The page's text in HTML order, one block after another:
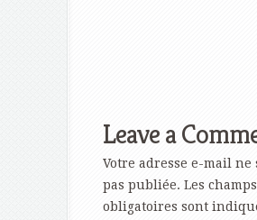
Leave a
Votre adresse e-mail ne
pas publiée. Les champs
obligatoires sont